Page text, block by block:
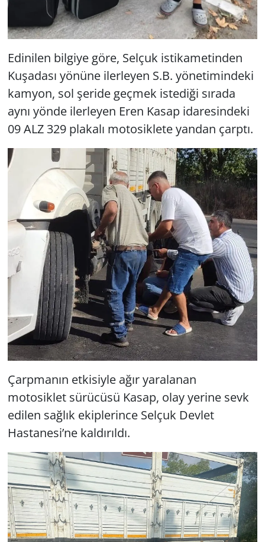
Edinilen bilgiye göre, Selçuk istikametinden
Kuşadası yönüne ilerleyen S.B. yönetimindeki
kamyon, sol şeride geçmek istediği sırada
aynı yönde ilerleyen Eren Kasap idaresindeki
09 ALZ 329 plakalı motosiklete yandan çarptı.
Çarpmanın etkisiyle ağır yaralanan
motosiklet sürücüsü Kasap, olay yerine sevk
edilen sağlık ekiplerince Selçuk Devlet
Hastanesi’ne kaldırıldı.